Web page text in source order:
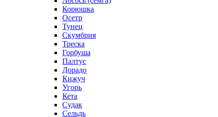
Корюшка
Осетр
Тунец
Скумбрия
Треска
Горбуша
Палтус
Дорадо
Кижуч
Угорь
Кета
Судак
Сельдь